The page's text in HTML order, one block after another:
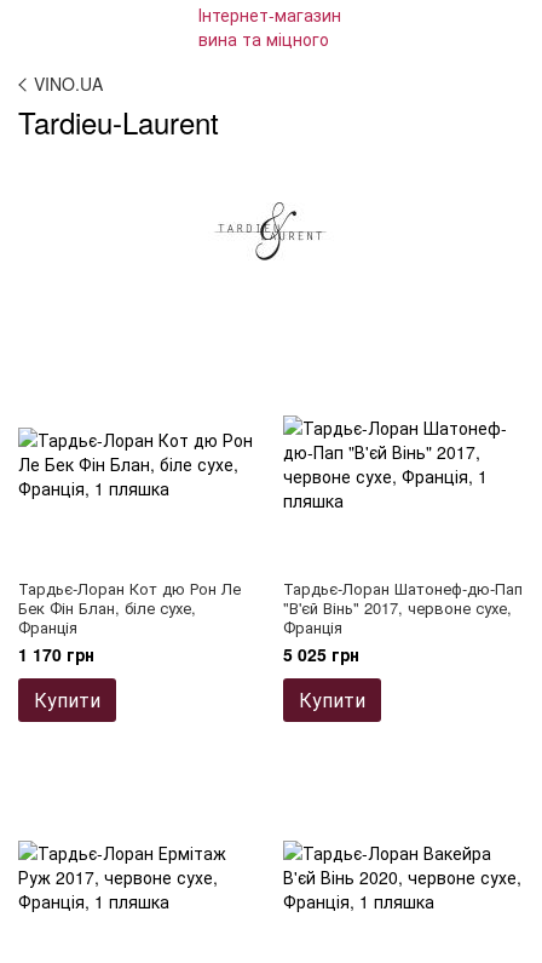
VINO.UA
Tardieu-Laurent
Тардьє-Лоран Кот дю Рон Ле
Бек Фін Блан, біле сухе,
Франція
1 170 грн
Купити
Тардьє-Лоран Шатонеф-дю-Пап
"В'єй Вінь" 2017, червоне сухе,
Франція
5 025 грн
Купити